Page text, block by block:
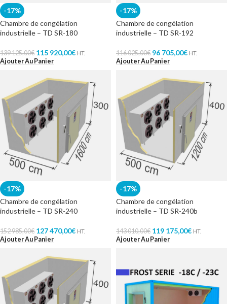
-17%
Chambre de congélation
industrielle – TD SR-180
139 125,00€ 115 920,00€ HT.
Ajouter Au Panier
-17%
Chambre de congélation
industrielle – TD SR-192
116 025,00€ 96 705,00€ HT.
Ajouter Au Panier
-17%
Chambre de congélation
industrielle – TD SR-240
152 985,00€ 127 470,00€ HT.
Ajouter Au Panier
-17%
Chambre de congélation
industrielle – TD SR-240b
143 010,00€ 119 175,00€ HT.
Ajouter Au Panier